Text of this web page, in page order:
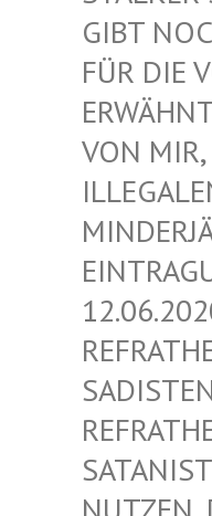
BT NOCH
R DIE
N MIR,
LEGALEN
.06.2020
FRATHER
DISTEN
FRATHER